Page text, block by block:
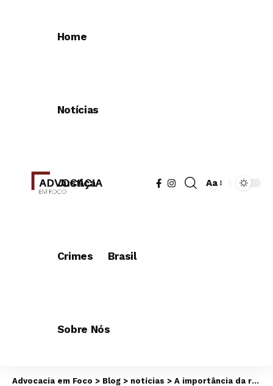
Home
Notícias
Justiça
Crimes Brasil
Sobre Nós
Aa
Advocacia em Foco > Blog > notícias > A importância da recuperação energética a partir de resíduos sólidos